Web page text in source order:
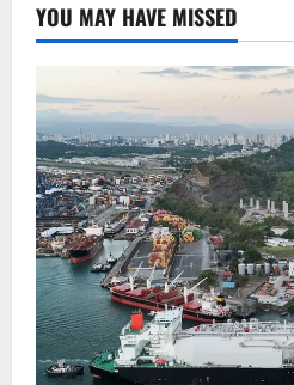
YOU MAY HAVE MISSED